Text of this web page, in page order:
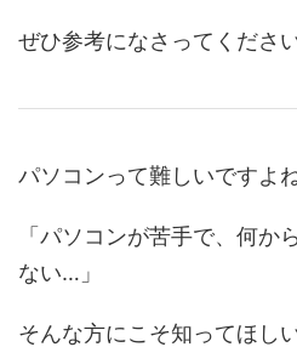
ぜひ参考になさってください
パソコンって難しいですよね
「パソコンが苦手で、何か
ない…」
そんな方にこそ知ってほし